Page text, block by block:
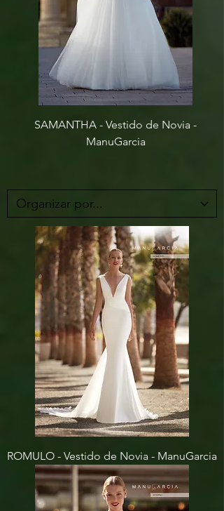
SAMANTHA - Vestido de Novia -
ManuGarcia
ROMULO - Vestido de Novia - ManuGarcia